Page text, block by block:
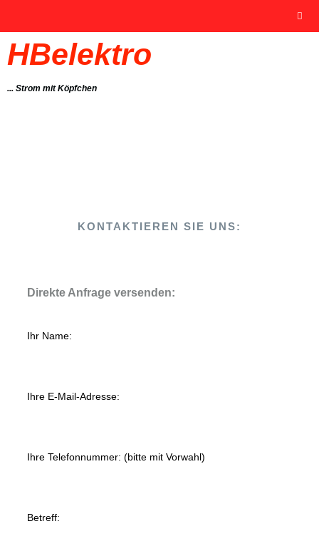
HBelektro
... Strom mit Köpfchen
KONTAKTIEREN SIE UNS:
Direkte Anfrage versenden:
Bitte lasse dieses Feld leer.
Ihr Name:
Ihre E-Mail-Adresse:
Ihre Telefonnummer: (bitte mit Vorwahl)
Betreff: